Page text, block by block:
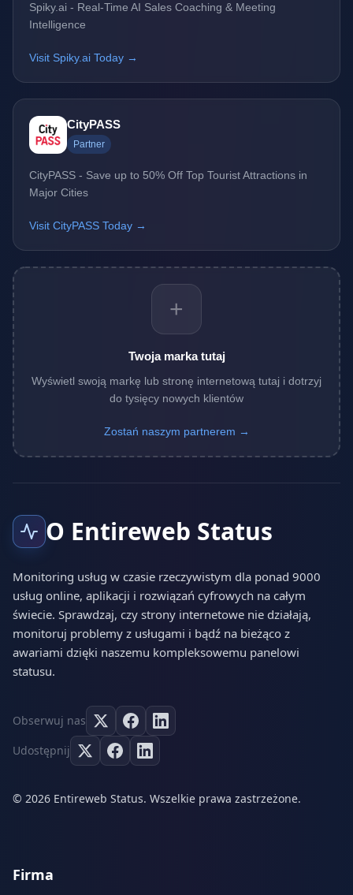
Spiky.ai - Real-Time AI Sales Coaching & Meeting
Intelligence
Visit Spiky.ai Today →
CityPASS
Partner
CityPASS - Save up to 50% Off Top Tourist Attractions in
Major Cities
Visit CityPASS Today →
+
Twoja marka tutaj
Wyświetl swoją markę lub stronę internetową tutaj i dotrzyj
do tysięcy nowych klientów
Zostań naszym partnerem →
O Entireweb Status
Monitoring usług w czasie rzeczywistym dla ponad 9000
usług online, aplikacji i rozwiązań cyfrowych na całym
świecie. Sprawdzaj, czy strony internetowe nie działają,
monitoruj problemy z usługami i bądź na bieżąco z
awariami dzięki naszemu kompleksowemu panelowi
statusu.
Obserwuj nas
Udostępnij
© 2026 Entireweb Status. Wszelkie prawa zastrzeżone.
Firma